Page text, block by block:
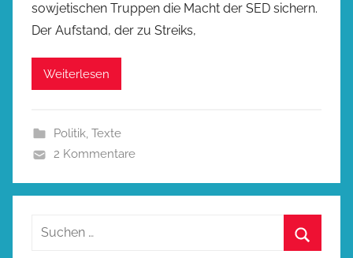
sowjetischen Truppen die Macht der SED sichern.
Der Aufstand, der zu Streiks,
Weiterlesen
Politik, Texte
2 Kommentare
Suchen